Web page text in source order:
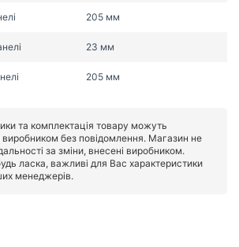
205 мм
23 мм
205 мм
та комплектація товару можуть
виробником без повідомлення. Магазин не
за зміни, внесені виробником.
ласка, важливі для Вас характеристики
менеджерів.